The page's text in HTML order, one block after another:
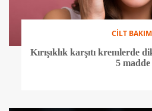
CİLT
Kırışıklık karşıtı kremlerde
5 madde